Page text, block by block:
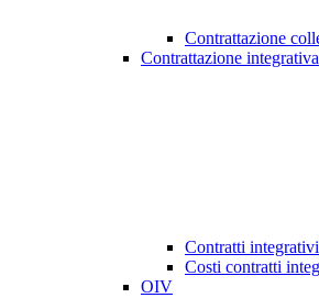
Contrattazione
Contrattazione integrativa
Contratti integrativi
Costi contratti
OIV